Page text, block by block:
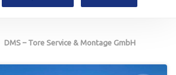
DMS – Tore Service & Montage GmbH